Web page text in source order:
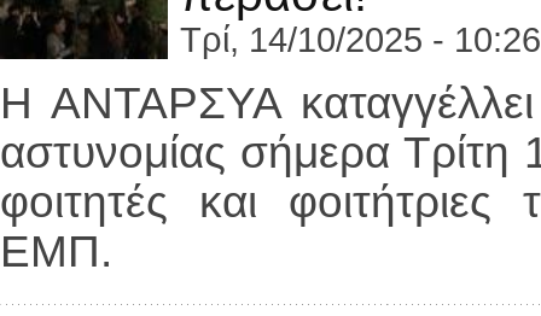
Τρί, 14/10/2025 - 10:26
Η ΑΝΤΑΡΣΥΑ
αστυνομίας σήμερα Τρίτη
φοιτητές και
ΕΜΠ.